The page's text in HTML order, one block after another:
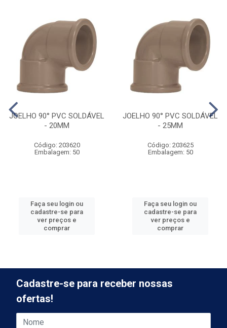
JOELHO 90° PVC SOLDÁVEL
- 20MM
Código: 203620
Embalagem: 50
Faça seu login ou
cadastre-se para
ver preços e
comprar
JOELHO 90° PVC SOLDÁVEL
- 25MM
Código: 203625
Embalagem: 50
Faça seu login ou
cadastre-se para
ver preços e
comprar
Cadastre-se para receber nossas
ofertas!